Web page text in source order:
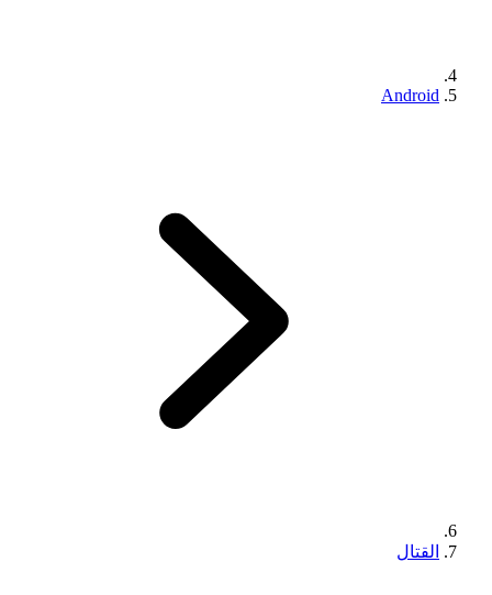
Android
القتال